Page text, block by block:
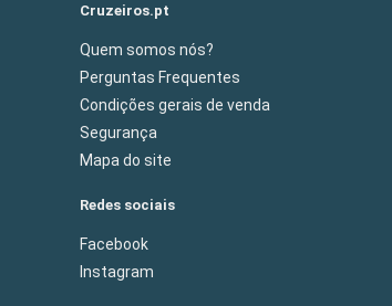
Cruzeiros.pt
Quem somos nós?
Perguntas Frequentes
Condições gerais de venda
Segurança
Mapa do site
Redes sociais
Facebook
Instagram